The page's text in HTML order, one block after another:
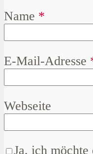
Name *
E-Mail-Adresse
Webseite
Ja, ich möchte